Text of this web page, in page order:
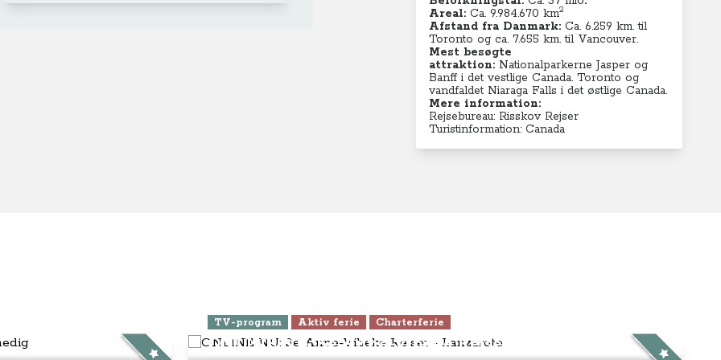
Areal:Ca. 9.984.670km2
Afstand fra Danmark:Ca. 6.259 km. til
Toronto og ca. 7.655 km. til Vancouver.
Mest besøgte
attraktion: Nationalparkerne Jasper og
Banff i det vestlige Canada. Toronto og
vandfaldet Niaraga Falls i det østlige Canada.
Mere information:
Rejsebureau: Risskov Rejser
Turistinformation: Canada
TV-program Aktiv ferie Charterferie
ONLINE NU: Se Anne-Vibeke Rejser - Lanzarote